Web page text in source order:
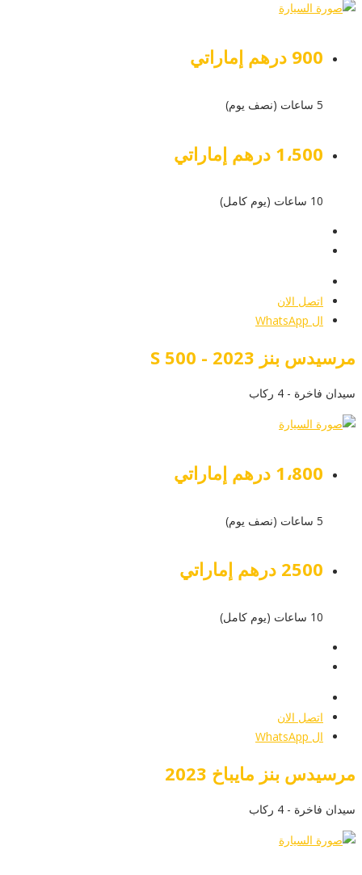
900 درهم إماراتي
5 ساعات (نصف يوم)
1،500 درهم إماراتي
10 ساعات (يوم كامل)
اتصل الان
ال WhatsApp
مرسيدس بنز S 500 - 2023
سيدان فاخرة - 4 ركاب
1،800 درهم إماراتي
5 ساعات (نصف يوم)
2500 درهم إماراتي
10 ساعات (يوم كامل)
اتصل الان
ال WhatsApp
مرسيدس بنز مايباخ 2023
سيدان فاخرة - 4 ركاب